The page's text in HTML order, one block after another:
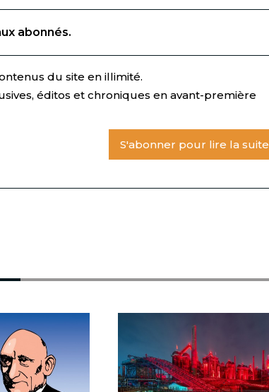
abonnés.
du site en illimité.
éditos et chroniques en avant-première
S'abonner pour lire la suite